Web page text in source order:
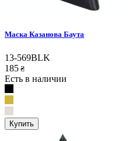
Маска Казанова Баута
13-569BLK
185 ₴
Есть в наличии
Купить